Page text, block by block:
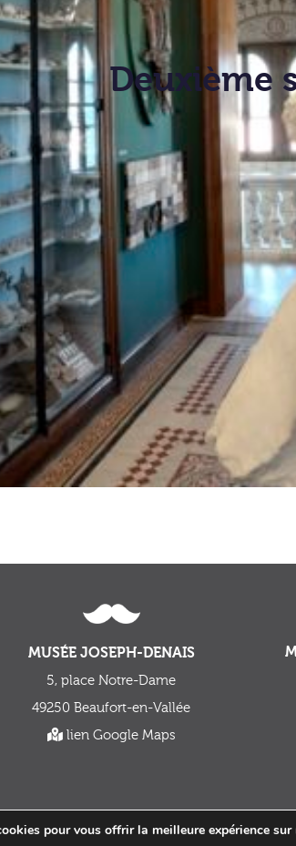
Deuxième
MUSÉE JOSEPH-DENAIS
5, place Notre-Dame
49250 Beaufort-en-Vallée
lien Google Maps
Pro / médias•Mentions
pour vous offrir la meilleure expérience sur